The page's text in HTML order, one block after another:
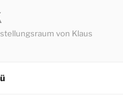
von Klaus